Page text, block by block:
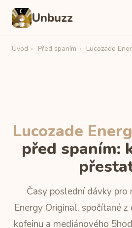
Unbuzz
Úvod › Před spaním › Lucozade
Lucozade
před spaním:
Časy poslední dávky pro
Energy Original, spočítané
kofeinu a mediánového